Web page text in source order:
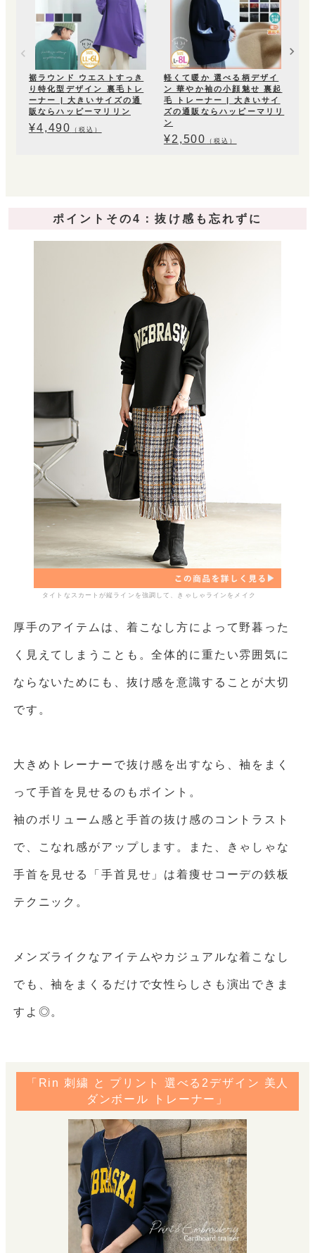
裾ラウンド ウエストすっき
り特化型デザイン 裏毛トレ
ーナー | 大きいサイズの通
販ならハッピーマリリン
¥4,490 （税込）
軽くて暖か 選べる柄デザイ
ン 華やか袖の小顔魅せ 裏起
毛 トレーナー | 大きいサイ
ズの通販ならハッピーマリリ
ン
¥2,500 （税込）
ポイントその4：抜け感も忘れずに
タイトなスカートが縦ラインを強調して、きゃしゃラインをメイク
厚手のアイテムは、着こなし方によって野暮った
く見えてしまうことも。全体的に重たい雰囲気に
ならないためにも、抜け感を意識することが大切
です。
大きめトレーナーで抜け感を出すなら、袖をまく
って手首を見せるのもポイント。
袖のボリューム感と手首の抜け感のコントラスト
で、こなれ感がアップします。また、きゃしゃな
手首を見せる「手首見せ」は着痩せコーデの鉄板
テクニック。
メンズライクなアイテムやカジュアルな着こなし
でも、袖をまくるだけで女性らしさも演出できま
すよ◎。
「Rin 刺繍 と プリント 選べる2デザイン 美人
ダンボール トレーナー」